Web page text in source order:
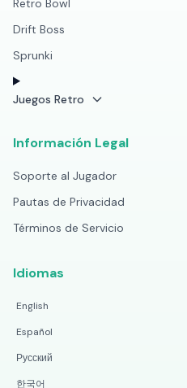
Retro Bowl
Drift Boss
Sprunki
Juegos Retro
Información Legal
Soporte al Jugador
Pautas de Privacidad
Términos de Servicio
Idiomas
English
Español
Русский
한국어